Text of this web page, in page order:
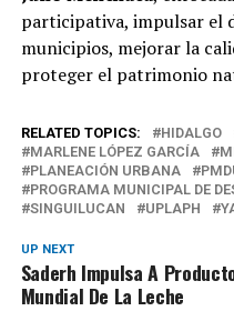
participativa, impulsar el
municipios, mejorar la
proteger el patrimonio
RELATED TOPICS: HIDALGO
MARLENE LÓPEZ GARCÍA
PLANEACIÓN URBANA
PROGRAMA MUNICIPAL DE
SINGUILUCAN
UPLAPH
UP NEXT
Saderh Impulsa A
Mundial De La Leche